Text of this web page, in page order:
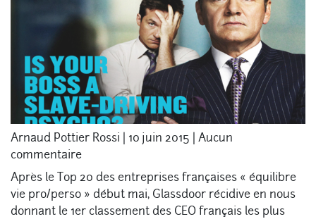
Arnaud Pottier Rossi | 10 juin 2015 | Aucun
commentaire
Après le Top 20 des entreprises françaises « équilibre
vie pro/perso » début mai, Glassdoor récidive en nous
donnant le 1er classement des CEO français les plus